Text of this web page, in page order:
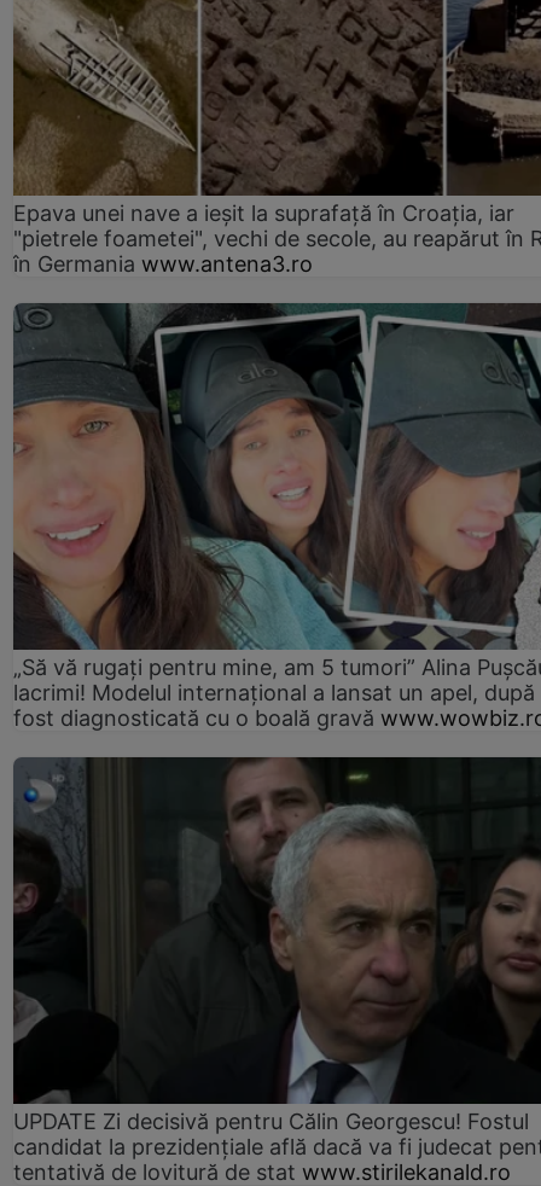
Epava unei nave a ieșit la suprafață în Croația, iar
"pietrele foametei", vechi de secole, au reapărut în
în Germania www.antena3.ro
„Să vă rugați pentru mine, am 5 tumori” Alina
lacrimi! Modelul internațional a lansat un apel, după
fost diagnosticată cu o boală gravă
UPDATE Zi decisivă pentru Călin Georgescu! Fostul
candidat la prezidențiale află dacă va fi judecat
tentativă de lovitură de stat www.stirilekanald.ro